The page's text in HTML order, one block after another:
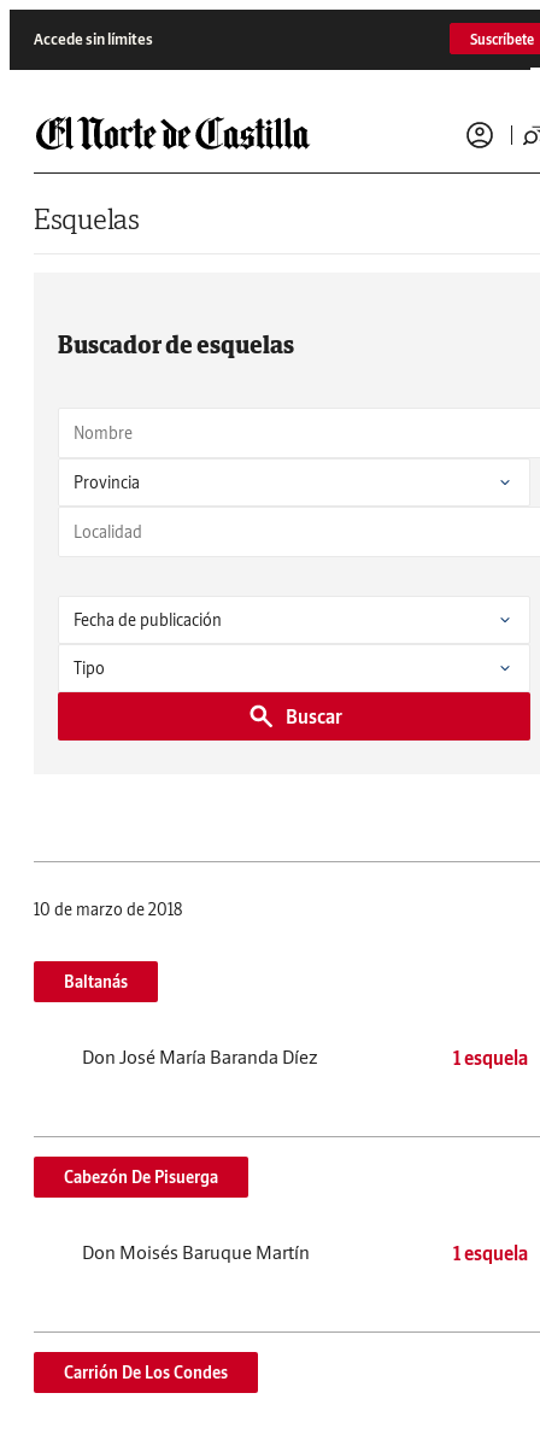
Accede sin límites Suscríbete
Esquelas
Buscador de esquelas
Buscar
10 de marzo de 2018
Baltanás
Don José María Baranda Díez 1 esquela
Cabezón De Pisuerga
Don Moisés Baruque Martín 1 esquela
Carrión De Los Condes